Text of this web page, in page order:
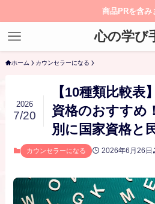
商品PRを含み
心の学び
ホーム カウンセラーになる
【10種類比較
資格のおすすめ
別に国家資格と
2026
7/20
カウンセラーになる 2026年6月26日